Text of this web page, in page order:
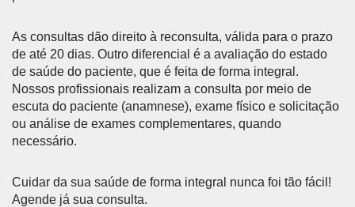
As consultas dão direito à reconsulta, válida para o prazo
de até 20 dias. Outro diferencial é a avaliação do estado
de saúde do paciente, que é feita de forma integral.
Nossos profissionais realizam a consulta por meio de
escuta do paciente (anamnese), exame físico e solicitação
ou análise de exames complementares, quando
necessário.
Cuidar da sua saúde de forma integral nunca foi tão fácil!
Agende já sua consulta.